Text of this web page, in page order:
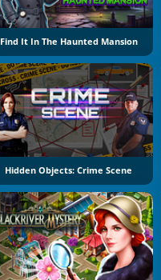
Find It In The Haunted Mansion
Hidden Objects: Crime Scene